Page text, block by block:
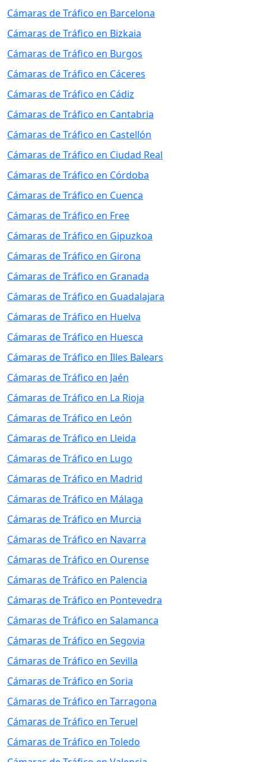
Cámaras de Tráfico en Barcelona
Cámaras de Tráfico en Bizkaia
Cámaras de Tráfico en Burgos
Cámaras de Tráfico en Cáceres
Cámaras de Tráfico en Cádiz
Cámaras de Tráfico en Cantabria
Cámaras de Tráfico en Castellón
Cámaras de Tráfico en Ciudad Real
Cámaras de Tráfico en Córdoba
Cámaras de Tráfico en Cuenca
Cámaras de Tráfico en Free
Cámaras de Tráfico en Gipuzkoa
Cámaras de Tráfico en Girona
Cámaras de Tráfico en Granada
Cámaras de Tráfico en Guadalajara
Cámaras de Tráfico en Huelva
Cámaras de Tráfico en Huesca
Cámaras de Tráfico en Illes Balears
Cámaras de Tráfico en Jaén
Cámaras de Tráfico en La Rioja
Cámaras de Tráfico en León
Cámaras de Tráfico en Lleida
Cámaras de Tráfico en Lugo
Cámaras de Tráfico en Madrid
Cámaras de Tráfico en Málaga
Cámaras de Tráfico en Murcia
Cámaras de Tráfico en Navarra
Cámaras de Tráfico en Ourense
Cámaras de Tráfico en Palencia
Cámaras de Tráfico en Pontevedra
Cámaras de Tráfico en Salamanca
Cámaras de Tráfico en Segovia
Cámaras de Tráfico en Sevilla
Cámaras de Tráfico en Soria
Cámaras de Tráfico en Tarragona
Cámaras de Tráfico en Teruel
Cámaras de Tráfico en Toledo